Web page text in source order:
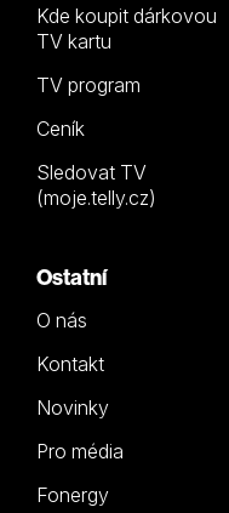
Kde koupit dárkovou
TV kartu
TV program
Ceník
Sledovat TV
(moje.telly.cz)
Ostatní
O nás
Kontakt
Novinky
Pro média
Fonergy